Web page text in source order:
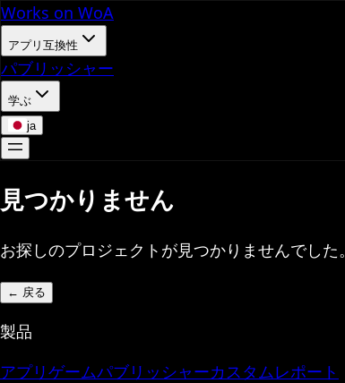
Works on WoA
アプリ互換性
パブリッシャー
学ぶ
ja
見つかりません
お探しのプロジェクトが見つかりませんでした。
← 戻る
製品
アプリゲームパブリッシャーカスタムレポート